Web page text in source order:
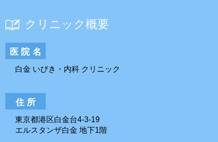
クリニック概要
医院名
白金 いびき・内科 クリニック
住所
東京都港区白金台4-3-19
エルスタンザ白金 地下1階